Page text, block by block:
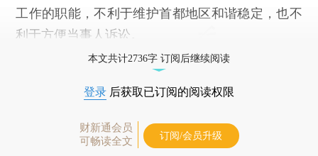
工作的职能，不利于维护首都地区和谐稳定，也不
利于方便当事人诉讼。
本文共计2736字 订阅后继续阅读
登录 后获取已订阅的阅读权限
财新通会员
可畅读全文
订阅/会员升级